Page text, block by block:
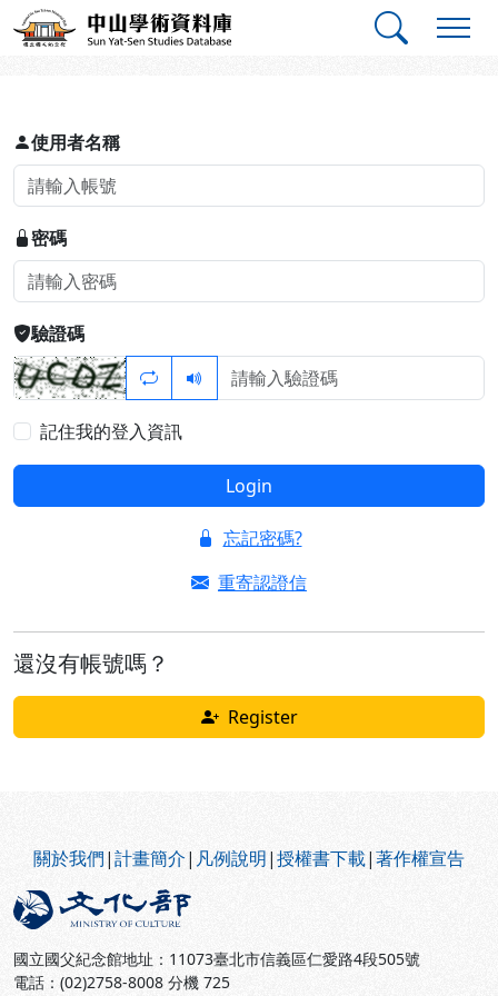
跳到主要內容
中山學術資料庫
登入
使用者名稱
密碼
驗證碼
記住我的登入資訊
Login
忘記密碼?
重寄認證信
還沒有帳號嗎？
Register
關於我們|計畫簡介| 凡例說明|授權書下載|著作權宣告
國立國父紀念館地址：11073臺北市信義區仁愛路4段505號
電話：(02)2758-8008 分機 725